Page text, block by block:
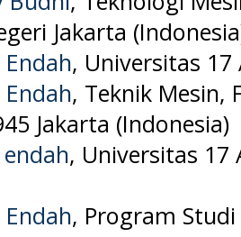
Jakarta
, Universitas
, Teknik Mesin,
Jakarta (Indonesia)
, Universitas 17
, Program